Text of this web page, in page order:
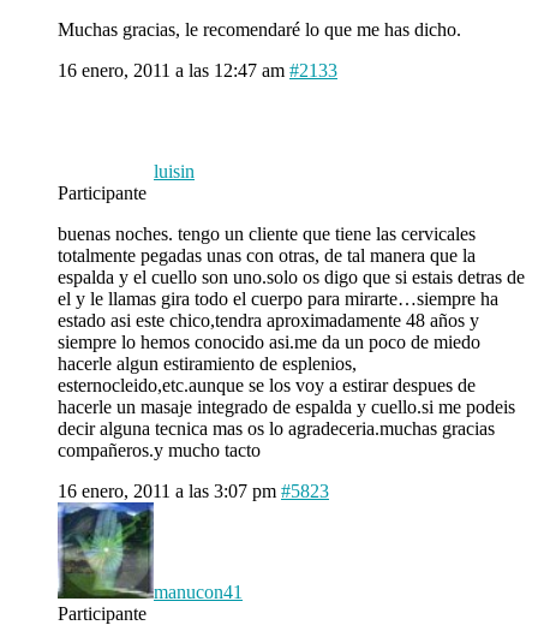
Muchas gracias, le recomendaré lo que me has dicho.
16 enero, 2011 a las 12:47 am #2133
luisin
Participante
buenas noches. tengo un cliente que tiene las cervicales
totalmente pegadas unas con otras, de tal manera que la
espalda y el cuello son uno.solo os digo que si estais detras de
el y le llamas gira todo el cuerpo para mirarte…siempre ha
estado asi este chico,tendra aproximadamente 48 años y
siempre lo hemos conocido asi.me da un poco de miedo
hacerle algun estiramiento de esplenios,
esternocleido,etc.aunque se los voy a estirar despues de
hacerle un masaje integrado de espalda y cuello.si me podeis
decir alguna tecnica mas os lo agradeceria.muchas gracias
compañeros.y mucho tacto
16 enero, 2011 a las 3:07 pm #5823
manucon41
Participante